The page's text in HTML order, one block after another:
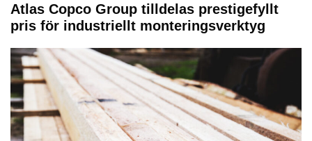
Atlas Copco Group tilldelas prestigefyllt
pris för industriellt monteringsverktyg